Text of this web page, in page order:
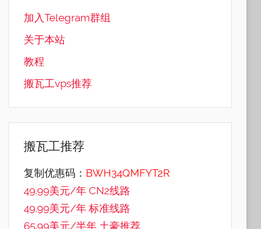
加入Telegram群组
关于本站
教程
搬瓦工vps推荐
搬瓦工推荐
复制优惠码： BWH34QMFYT2R
49.99美元/年 CN2线路
49.99美元/年 标准线路
65.99美元/半年 土豪推荐